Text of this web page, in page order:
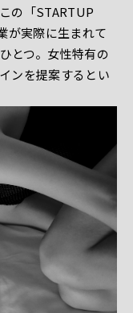
の「STARTUP
が実際に生まれて
とつ。女性特有の
ンを提案するとい